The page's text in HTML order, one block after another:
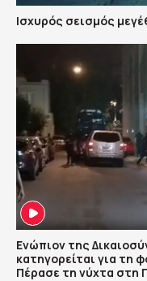
Ισχυρός σεισμός
Ενώπιον της
κατηγορείται για τη
Πέρασε τη νύχτα στη